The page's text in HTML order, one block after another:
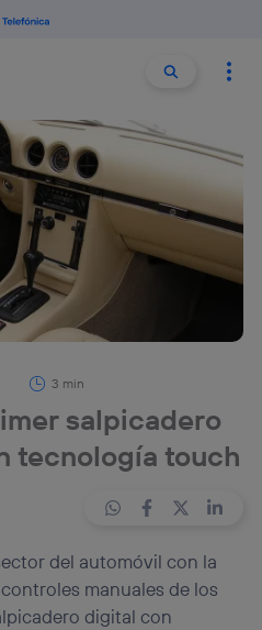
Buscar
3 min
salpicadero
tecnología touch
del automóvil con la
manuales de los
digital con